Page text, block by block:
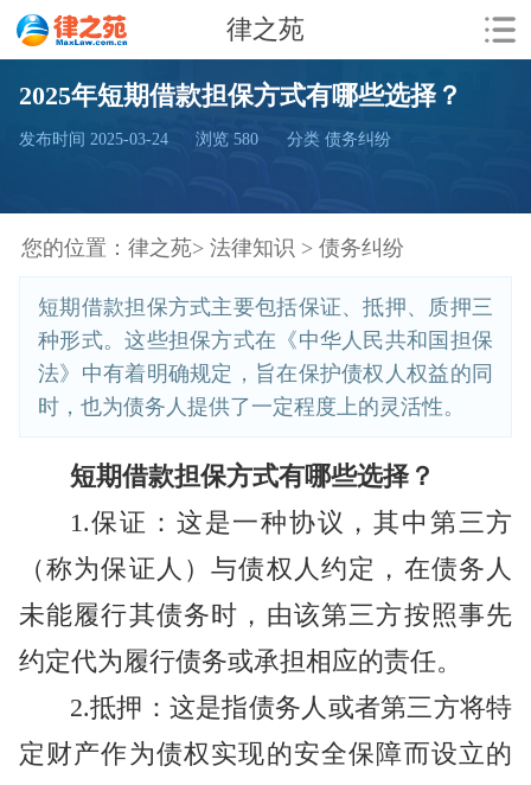
律之苑
2025年短期借款担保方式有哪些选择？
发布时间 2025-03-24 浏览 580 分类 债务纠纷
您的位置： 律之苑> 法律知识 > 债务纠纷
短期借款担保方式主要包括保证、抵押、质押三
种形式。这些担保方式在《中华人民共和国担保
法》中有着明确规定，旨在保护债权人权益的同
时，也为债务人提供了一定程度上的灵活性。
短期借款担保方式有哪些选择？
1.保证：这是一种协议，其中第三方
（称为保证人）与债权人约定，在债务人
未能履行其债务时，由该第三方按照事先
约定代为履行债务或承担相应的责任。
2.抵押：这是指债务人或者第三方将特
定财产作为债权实现的安全保障而设立的